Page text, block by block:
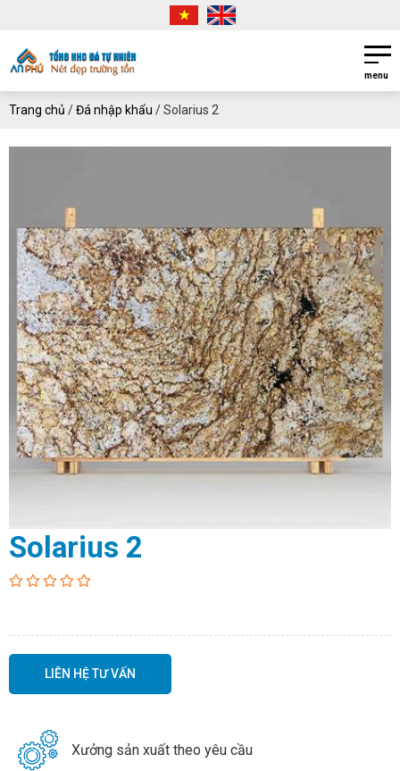
menu
Trang chủ /Đá nhập khẩu /Solarius 2
Solarius 2
LIÊN HỆ TƯ VẤN
Xưởng sản xuất theo yêu cầu